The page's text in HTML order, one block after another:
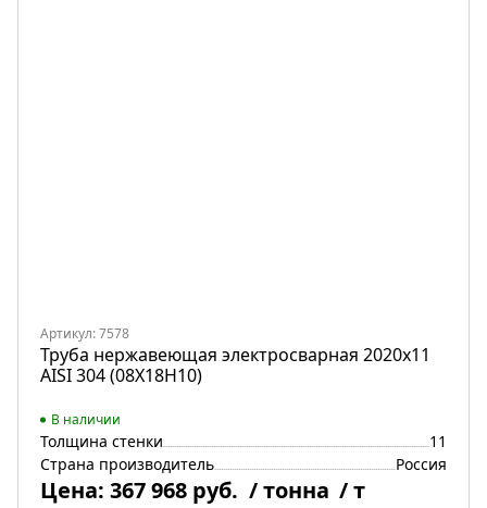
Артикул: 7578
Труба нержавеющая электросварная 2020х11
AISI 304 (08Х18Н10)
В наличии
Толщина стенки
11
Страна производитель
Россия
Цена: 367 968 руб. / тонна / т